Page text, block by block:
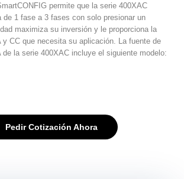
permite que la serie 400XAC
de 1 fase a 3 fases con solo presionar un
maximiza su inversión y le proporciona la
y CC que necesita su aplicación. La fuente de
de la serie 400XAC incluye el siguiente modelo:
Pedir Cotización Ahora